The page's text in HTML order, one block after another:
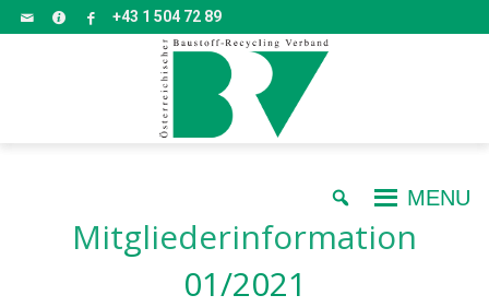
+43 1 504 72 89
MENU
Mitgliederinformation
01/2021